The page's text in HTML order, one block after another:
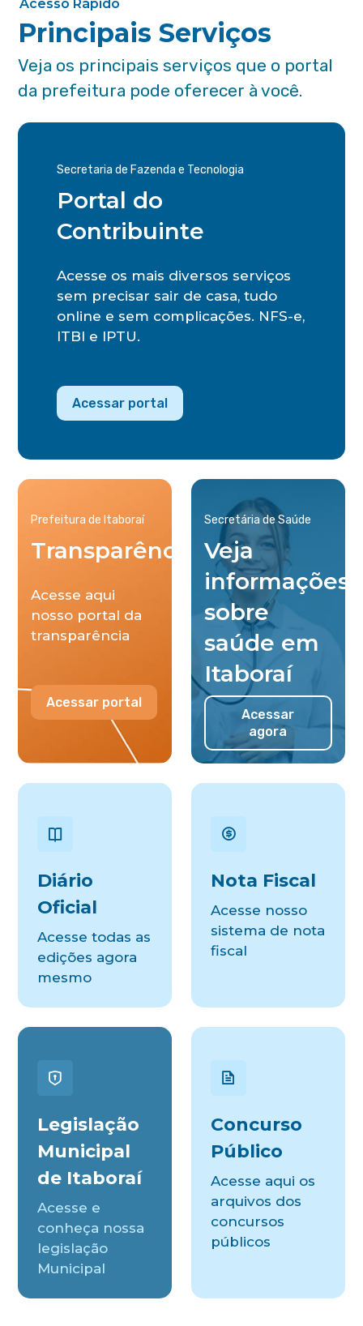
Acesso Rápido
Principais Serviços
Veja os principais serviços que o portal
da prefeitura pode oferecer à você.
Secretaria de Fazenda e Tecnologia
Portal do
Contribuinte
Acesse os mais diversos serviços
sem precisar sair de casa, tudo
online e sem complicações. NFS-e,
ITBI e IPTU.
Acessar portal
Prefeitura de Itaboraí
Transparência
Acesse aqui
nosso portal da
transparência
Acessar portal
Secretária de Saúde
Veja
informações
sobre
saúde em
Itaboraí
Acessar
agora
Diário
Oficial
Acesse todas as
edições agora
mesmo
Nota Fiscal
Acesse nosso
sistema de nota
fiscal
Legislação
Municipal
de Itaboraí
Acesse e
conheça nossa
legislação
Municipal
Concurso
Público
Acesse aqui os
arquivos dos
concursos
públicos